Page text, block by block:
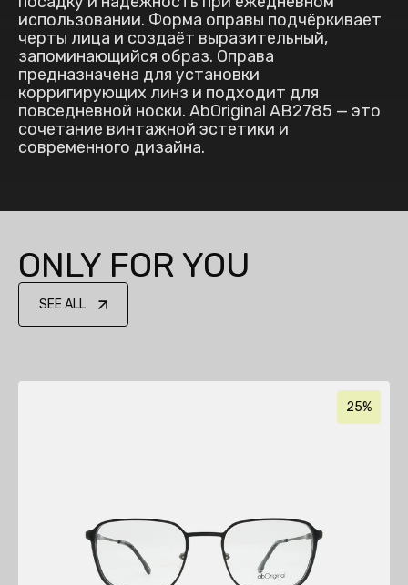
использовании. Форма оправы подчёркивает
черты лица и создаёт выразительный,
запоминающийся образ. Оправа
предназначена для установки
корригирующих линз и подходит для
повседневной носки. AbOriginal AB2785 — это
сочетание винтажной эстетики и
современного дизайна.
ONLY FOR YOU
SEE ALL
25%